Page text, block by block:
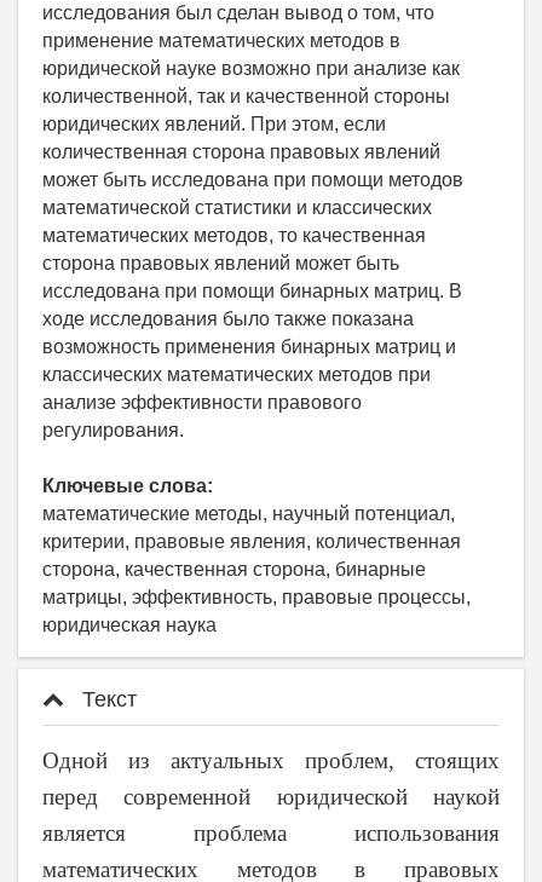
исследования был сделан вывод о том, что
применение математических методов в
юридической науке возможно при анализе как
количественной, так и качественной стороны
юридических явлений. При этом, если
количественная сторона правовых явлений
может быть исследована при помощи методов
математической статистики и классических
математических методов, то качественная
сторона правовых явлений может быть
исследована при помощи бинарных матриц. В
ходе исследования было также показана
возможность применения бинарных матриц и
классических математических методов при
анализе эффективности правового
регулирования.
Ключевые слова:
математические методы, научный потенциал,
критерии, правовые явления, количественная
сторона, качественная сторона, бинарные
матрицы, эффективность, правовые процессы,
юридическая наука
Текст
Одной из актуальных проблем, стоящих
перед современной юридической наукой
является проблема использования
математических методов в правовых